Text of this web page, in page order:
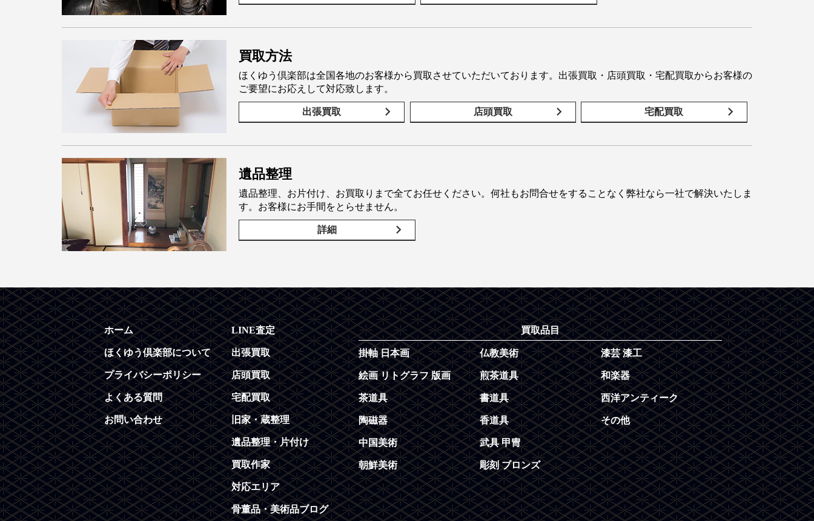
買取方法
ほくゆう倶楽部は全国各地のお客様から買取させていただいております。出張買取・店頭買取・宅配買取からお客様の
ご要望にお応えして対応致します。
出張買取 店頭買取 宅配買取
遺品整理
遺品整理、お片付け、お買取りまで全てお任せください。何社もお問合せをすることなく弊社なら一社で解決いたしま
す。お客様にお手間をとらせません。
詳細
ホーム
ほくゆう倶楽部について
プライバシーポリシー
よくある質問
お問い合わせ
LINE査定
出張買取
店頭買取
宅配買取
旧家・蔵整理
遺品整理・片付け
買取作家
対応エリア
骨董品・美術品ブログ
買取品目
掛軸 日本画
絵画 リトグラフ 版画
茶道具
陶磁器
中国美術
朝鮮美術
仏教美術
煎茶道具
書道具
香道具
武具 甲冑
彫刻 ブロンズ
漆芸 漆工
和楽器
西洋アンティーク
その他